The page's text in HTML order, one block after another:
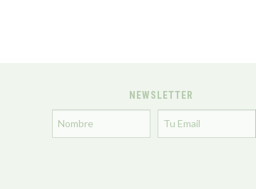
NEWSLETTER